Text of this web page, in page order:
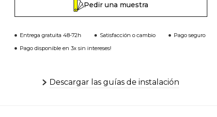
Pedir una muestra
Entrega gratuita 48-72h Satisfacción o cambio
Pago seguro
Pago disponible en 3x sin intereses!
Descargar las guías de instalación